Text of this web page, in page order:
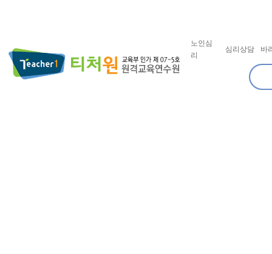
노인심
리
심리상담 바